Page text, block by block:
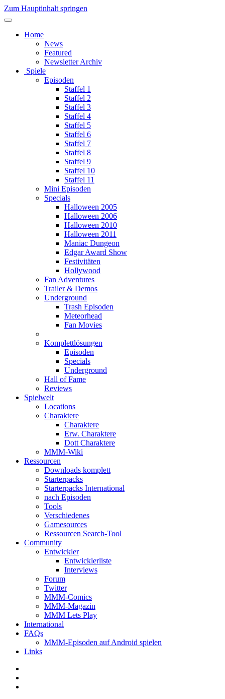
Zum Hauptinhalt springen
Home
News
Featured
Newsletter Archiv
Spiele
Episoden
Staffel 1
Staffel 2
Staffel 3
Staffel 4
Staffel 5
Staffel 6
Staffel 7
Staffel 8
Staffel 9
Staffel 10
Staffel 11
Mini Episoden
Specials
Halloween 2005
Halloween 2006
Halloween 2010
Halloween 2011
Maniac Dungeon
Edgar Award Show
Festivitäten
Hollywood
Fan Adventures
Trailer & Demos
Underground
Trash Episoden
Meteorhead
Fan Movies
Komplettlösungen
Episoden
Specials
Underground
Hall of Fame
Reviews
Spielwelt
Locations
Charaktere
Charaktere
Erw. Charaktere
Dott Charaktere
MMM-Wiki
Ressourcen
Downloads komplett
Starterpacks
Starterpacks International
nach Episoden
Tools
Verschiedenes
Gamesources
Ressourcen Search-Tool
Community
Entwickler
Entwicklerliste
Interviews
Forum
Twitter
MMM-Comics
MMM-Magazin
MMM Lets Play
International
FAQs
MMM-Episoden auf Android spielen
Links